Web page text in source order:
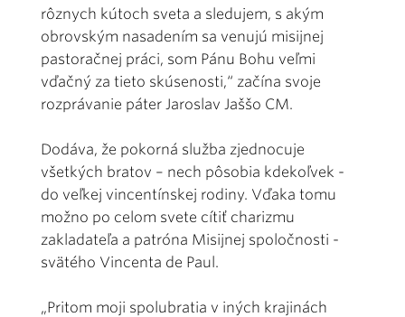
rôznych kútoch sveta a sledujem, s akým
obrovským nasadením sa venujú misijnej
pastoračnej práci, som Pánu Bohu veľmi
vďačný za tieto skúsenosti,“ začína svoje
rozprávanie páter Jaroslav Jaššo CM.
Dodáva, že pokorná služba zjednocuje
všetkých bratov – nech pôsobia kdekoľvek -
do veľkej vincentínskej rodiny. Vďaka tomu
možno po celom svete cítiť charizmu
zakladateľa a patróna Misijnej spoločnosti -
svätého Vincenta de Paul.
„Pritom moji spolubratia v iných krajinách